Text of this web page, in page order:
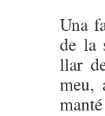
Una
de la
llar
meu,